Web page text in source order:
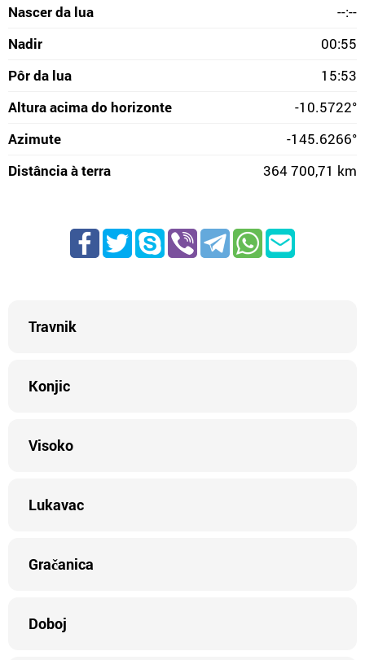
Nascer da lua
--:--
Nadir
00:55
Pôr da lua
15:53
Altura acima do horizonte
-10.5722°
Azimute
-145.6266°
Distância à terra
364 700,71 km
Travnik
Konjic
Visoko
Lukavac
Gračanica
Doboj